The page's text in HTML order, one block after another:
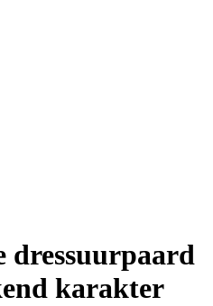
dressuurpaard
karakter